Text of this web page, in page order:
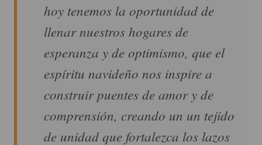
hoy tenemos la oportunidad de
llenar nuestros hogares de
esperanza y de optimismo, que el
espíritu navideño nos inspire a
construir puentes de amor y de
comprensión, creando un un tejido
de unidad que fortalezca los lazos